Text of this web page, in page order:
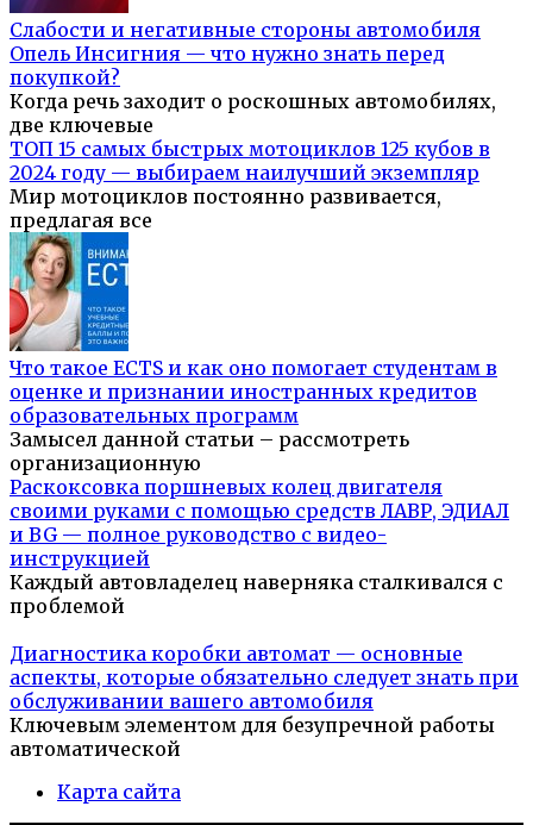
Слабости и негативные стороны автомобиля
Опель Инсигния — что нужно знать перед
покупкой?
Когда речь заходит о роскошных автомобилях,
две ключевые
ТОП 15 самых быстрых мотоциклов 125 кубов в
2024 году — выбираем наилучший экземпляр
Мир мотоциклов постоянно развивается,
предлагая все
Что такое ECTS и как оно помогает студентам в
оценке и признании иностранных кредитов
образовательных программ
Замысел данной статьи – рассмотреть
организационную
Раскоксовка поршневых колец двигателя
своими руками с помощью средств ЛАВР, ЭДИАЛ
и BG — полное руководство с видео-
инструкцией
Каждый автовладелец наверняка сталкивался с
проблемой
Диагностика коробки автомат — основные
аспекты, которые обязательно следует знать при
обслуживании вашего автомобиля
Ключевым элементом для безупречной работы
автоматической
Карта сайта